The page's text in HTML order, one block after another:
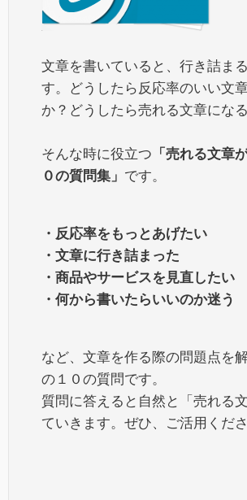
文章を書いていると、行き詰ま
す。どうしたら反応率のいい文
か？どうしたら売れる文章にな
そんな時に役立つ 「売れる文章
０の質問集」 です。
・反応率をもっとあげたい
・文章に行き詰まった
・商品やサービスを見直したい
・何から書いたらいいのか迷う
など、文章を作る際の問題点を
の１０の質問です。
質問に答えると自然と「売れる
ていきます。ぜひ、ご活用くださ